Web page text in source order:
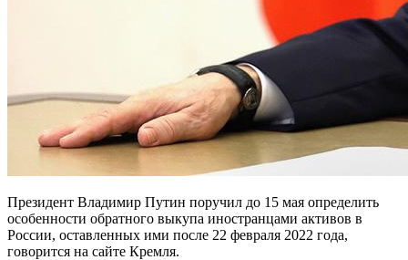
Президент Владимир Путин поручил до 15 мая определить
особенности обратного выкупа иностранцами активов в
России, оставленных ими после 22 февраля 2022 года,
говорится на сайте Кремля.